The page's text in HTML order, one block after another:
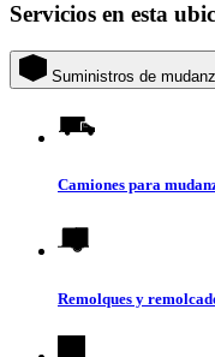
Servicios en esta
Suministros de
Camiones para
Remolques y